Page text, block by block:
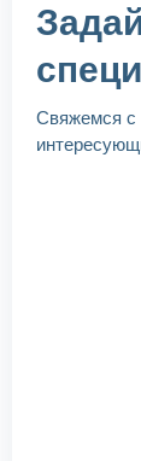
Свяжемся с